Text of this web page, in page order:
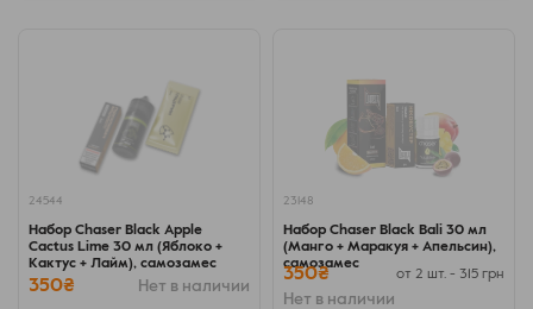
24544
Набор Chaser Black Apple
Cactus Lime 30 мл (Яблоко +
Кактус + Лайм), самозамес
350₴ Нет в наличии
23148
Набор Chaser Black Bali 30 мл
(Манго + Маракуя + Апельсин),
самозамес
350₴ от 2 шт. - 315 грн
Нет в наличии